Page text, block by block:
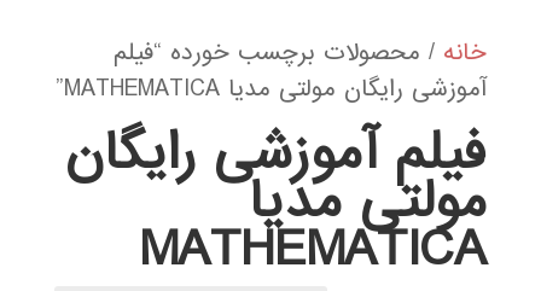
خانه / محصولات برچسب خورده “فیلم
آموزشی رایگان مولتی مدیا MATHEMATICA”
فیلم آموزشی رایگان
مولتی مدیا
MATHEMATICA